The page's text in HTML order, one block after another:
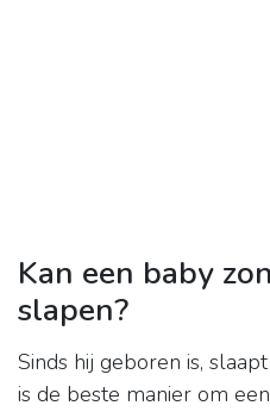
Kan een baby
slapen?
Sinds hij geboren is,
is de beste manier om